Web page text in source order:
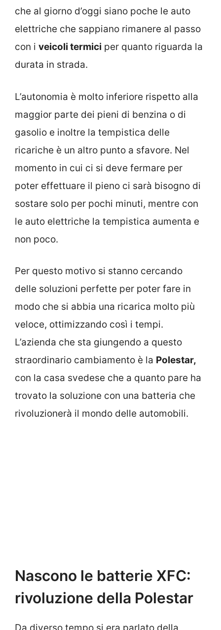
che al giorno d’oggi siano poche le auto
elettriche che sappiano rimanere al passo
con i veicoli termici per quanto riguarda la
durata in strada.
L’autonomia è molto inferiore rispetto alla
maggior parte dei pieni di benzina o di
gasolio e inoltre la tempistica delle
ricariche è un altro punto a sfavore. Nel
momento in cui ci si deve fermare per
poter effettuare il pieno ci sarà bisogno di
sostare solo per pochi minuti, mentre con
le auto elettriche la tempistica aumenta e
non poco.
Per questo motivo si stanno cercando
delle soluzioni perfette per poter fare in
modo che si abbia una ricarica molto più
veloce, ottimizzando così i tempi.
L’azienda che sta giungendo a questo
straordinario cambiamento è la Polestar,
con la casa svedese che a quanto pare ha
trovato la soluzione con una batteria che
rivoluzionerà il mondo delle automobili.
Nascono le batterie XFC:
rivoluzione della Polestar
Da diverso tempo si era parlato della